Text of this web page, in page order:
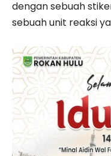
dengan sebuah
sebuah unit reaksi